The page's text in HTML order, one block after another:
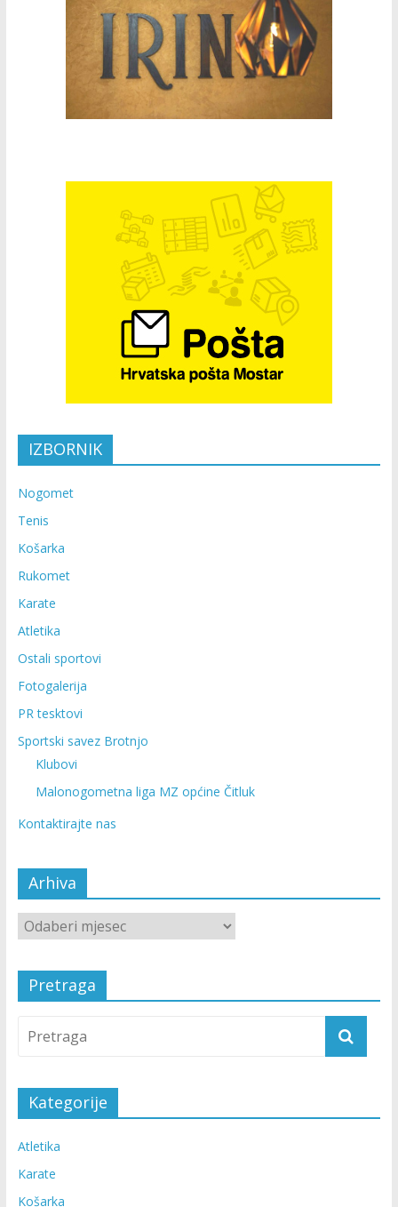
IZBORNIK
Nogomet
Tenis
Košarka
Rukomet
Karate
Atletika
Ostali sportovi
Fotogalerija
PR tesktovi
Sportski savez Brotnjo
Klubovi
Malonogometna liga MZ općine Čitluk
Kontaktirajte nas
Arhiva
Pretraga
Kategorije
Atletika
Karate
Košarka